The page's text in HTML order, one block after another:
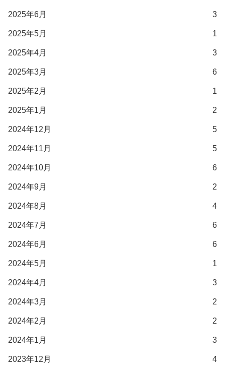
2025年6月 3
2025年5月 1
2025年4月 3
2025年3月 6
2025年2月 1
2025年1月 2
2024年12月 5
2024年11月 5
2024年10月 6
2024年9月 2
2024年8月 4
2024年7月 6
2024年6月 6
2024年5月 1
2024年4月 3
2024年3月 2
2024年2月 2
2024年1月 3
2023年12月 4